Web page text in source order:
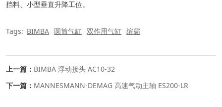
挡料、小型垂直升降工位。
Tags: BIMBA 圆筒气缸 双作用气缸 缤霸
上一篇： BIMBA 浮动接头 AC10‑32
下一篇： MANNESMANN‑DEMAG 高速气动主轴 ES200‑LR